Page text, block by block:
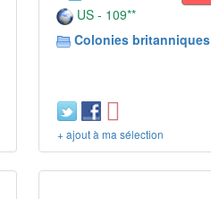
US - 109**
Colonies britanniques
+ ajout à ma sélection